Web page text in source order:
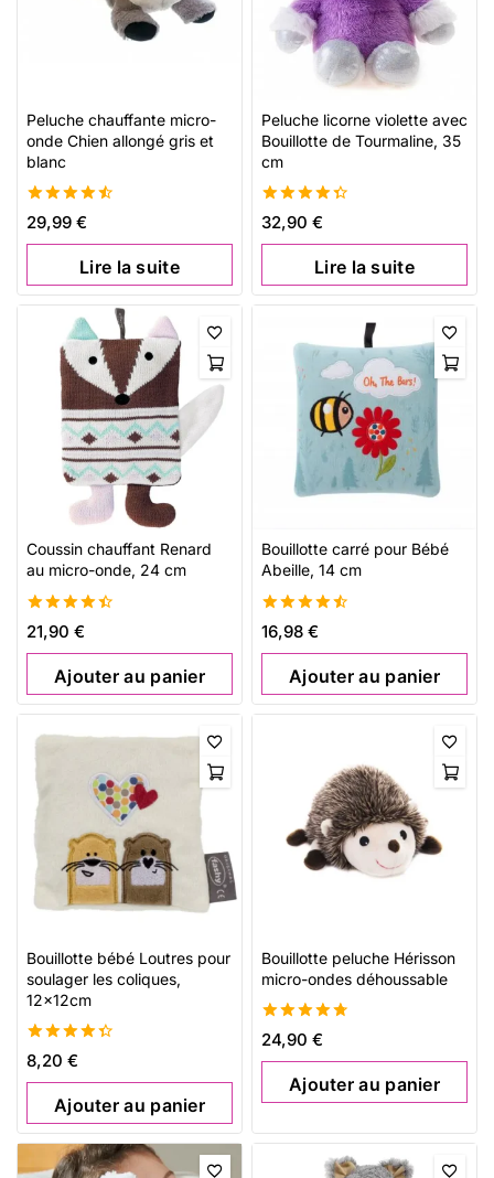
Peluche chauffante micro-
onde Chien allongé gris et
blanc
4.58
de 5
29,99 €
Lire la suite
Peluche licorne violette avec
Bouillotte de Tourmaline, 35
cm
4.42
de 5
32,90 €
Lire la suite
Coussin chauffant Renard
au micro-onde, 24 cm
4.51
de 5
21,90 €
Ajouter au panier
Bouillotte carré pour Bébé
Abeille, 14 cm
4.54
de 5
16,98 €
Ajouter au panier
Bouillotte bébé Loutres pour
soulager les coliques,
12x12cm
4.47
de 5
8,20 €
Ajouter au panier
Bouillotte peluche Hérisson
micro-ondes déhoussable
4.76
de 5
24,90 €
Ajouter au panier